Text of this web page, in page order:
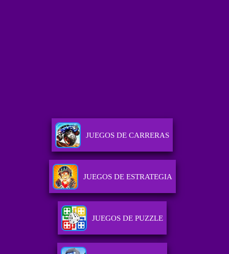
JUEGOS DE CARRERAS
JUEGOS DE ESTRATEGIA
JUEGOS DE PUZZLE